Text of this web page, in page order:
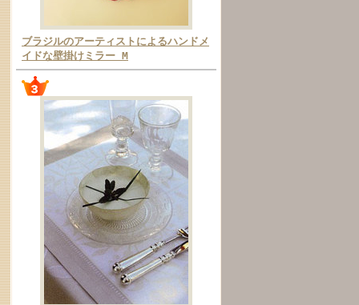
ブラジルのアーティストによるハンドメ
イドな壁掛けミラー M